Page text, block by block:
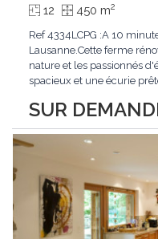
SUR
12 450 m2
Ref 4334LCPG :A 10
Lausanne.Cette ferme
nature et les passionnés
spacieux et une écurie
authentique et confort
duplex 2,5 pièces, duplex